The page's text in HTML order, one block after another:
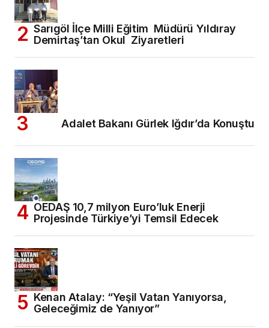
Sarıgöl İlçe Milli Eğitim Müdürü Yıldıray
Demirtaş’tan Okul Ziyaretleri
Adalet Bakanı Gürlek Iğdır’da Konuştu
OEDAŞ 10,7 milyon Euro’luk Enerji
Projesinde Türkiye’yi Temsil Edecek
Kenan Atalay: “Yeşil Vatan Yanıyorsa,
Geleceğimiz de Yanıyor”